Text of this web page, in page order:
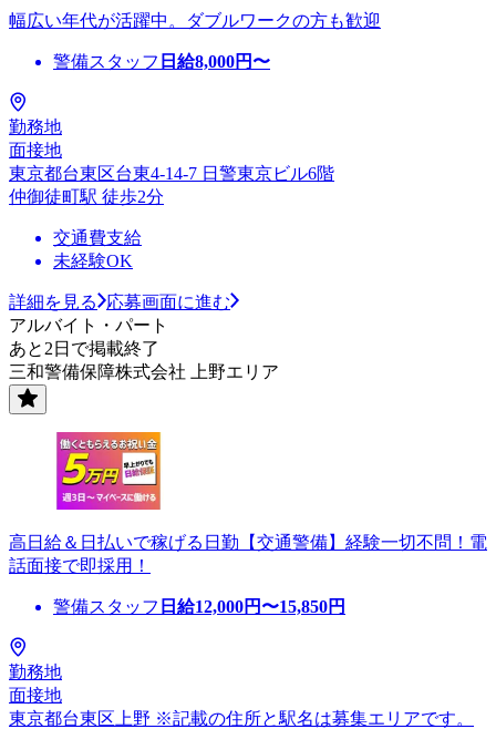
幅広い年代が活躍中。ダブルワークの方も歓迎
警備スタッフ 日給8,000円〜
勤務地
面接地
東京都台東区台東4-14-7 日警東京ビル6階
仲御徒町駅 徒歩2分
交通費支給
未経験OK
詳細を見る
応募画面に進む
アルバイト・パート
あと2日で掲載終了
三和警備保障株式会社 上野エリア
高日給＆日払いで稼げる日勤【交通警備】経験一切不問！電
話面接で即採用！
警備スタッフ 日給12,000円〜15,850円
勤務地
面接地
東京都台東区上野 ※記載の住所と駅名は募集エリアです。